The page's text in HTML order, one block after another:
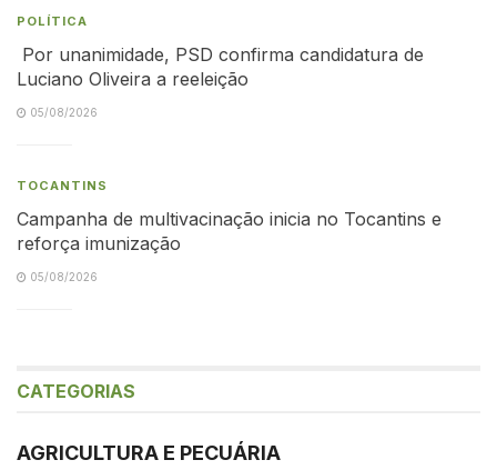
POLÍTICA
Por unanimidade, PSD confirma candidatura de
Luciano Oliveira a reeleição
05/08/2026
TOCANTINS
Campanha de multivacinação inicia no Tocantins e
reforça imunização
05/08/2026
CATEGORIAS
AGRICULTURA E PECUÁRIA